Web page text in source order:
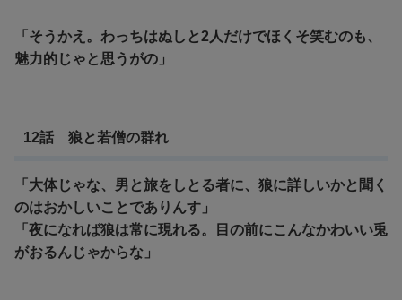
「そうかえ。わっちはぬしと2人だけでほくそ笑むのも、
魅力的じゃと思うがの」
12話 狼と若僧の群れ
「大体じゃな、男と旅をしとる者に、狼に詳しいかと聞く
のはおかしいことでありんす」
「夜になれば狼は常に現れる。目の前にこんなかわいい兎
がおるんじゃからな」